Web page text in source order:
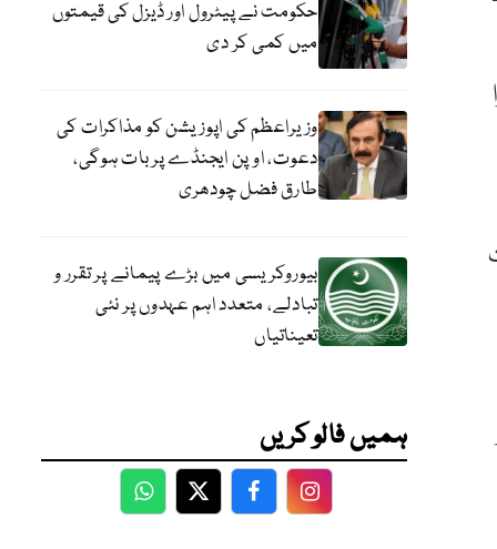
حکومت نے پیٹرول اور ڈیزل کی قیمتوں
میں کمی کر دی
وزیراعظم کی اپوزیشن کو مذاکرات کی
دعوت، اوپن ایجنڈے پر بات ہوگی،
طارق فضل چودھری
بیوروکریسی میں بڑے پیمانے پر تقرر و
تبادلے، متعدد اہم عہدوں پر نئی
تعیناتیاں
ہمیں فالو کریں
WhatsApp
TwitterFacebookFacebook